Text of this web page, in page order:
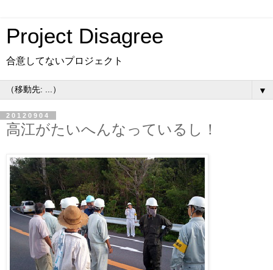
Project Disagree
合意してないプロジェクト
▼
20120904
高江がたいへんなっているし！